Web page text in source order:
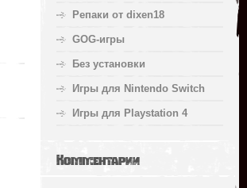
Репаки от dixen18
GOG-игры
Без установки
Игры для Nintendo Switch
Игры для Playstation 4
Комментарии